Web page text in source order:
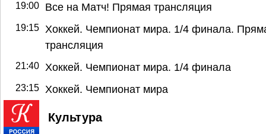
19:00 Все на Матч! Прямая трансляция
19:15 Хоккей. Чемпионат мира. 1/4 финала.
трансляция
21:40 Хоккей. Чемпионат мира. 1/4 финала
23:15 Хоккей. Чемпионат мира
Культура